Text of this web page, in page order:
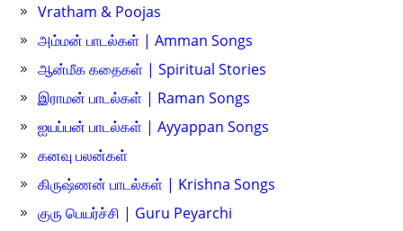
Vratham & Poojas
அம்மன் பாடல்கள் | Amman Songs
ஆன்மீக கதைகள் | Spiritual Stories
இராமன் பாடல்கள் | Raman Songs
ஐயப்பன் பாடல்கள் | Ayyappan Songs
கனவு பலன்கள்
கிருஷ்ணன் பாடல்கள் | Krishna Songs
குரு பெயர்ச்சி | Guru Peyarchi